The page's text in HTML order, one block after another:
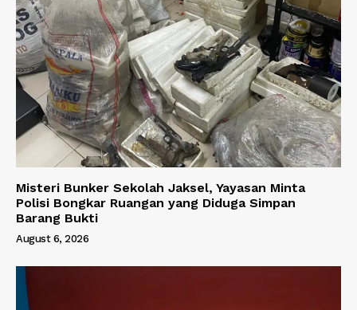
Misteri Bunker Sekolah Jaksel, Yayasan Minta
Polisi Bongkar Ruangan yang Diduga Simpan
Barang Bukti
August 6, 2026